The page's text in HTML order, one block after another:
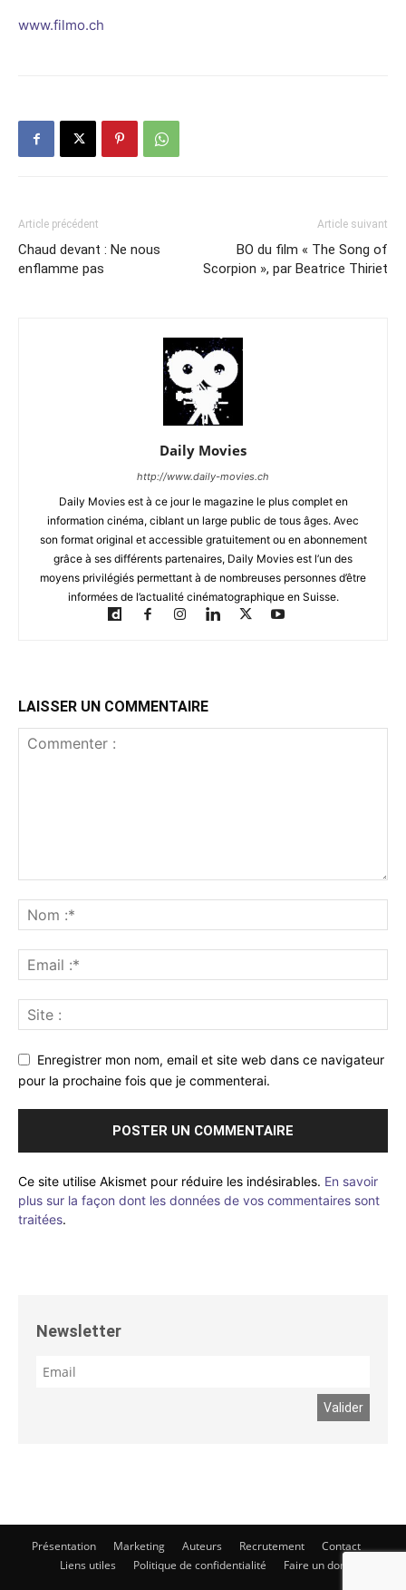
www.filmo.ch
Article précédent
Chaud devant : Ne nous
enflamme pas
Article suivant
BO du film « The Song of
Scorpion », par Beatrice Thiriet
Daily Movies
http://www.daily-movies.ch
Daily Movies est à ce jour le magazine le plus complet en
information cinéma, ciblant un large public de tous âges. Avec
son format original et accessible gratuitement ou en abonnement
grâce à ses différents partenaires, Daily Movies est l’un des
moyens privilégiés permettant à de nombreuses personnes d’être
informées de l’actualité cinématographique en Suisse.
LAISSER UN COMMENTAIRE
Enregistrer mon nom, email et site web dans ce navigateur
pour la prochaine fois que je commenterai.
Ce site utilise Akismet pour réduire les indésirables. En savoir
plus sur la façon dont les données de vos commentaires sont
traitées.
Newsletter
Présentation Marketing Auteurs Recrutement
Contact
Liens utiles
Politique de confidentialité Faire un don